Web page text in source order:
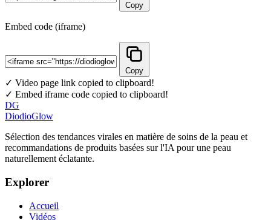
Copy
Embed code (iframe)
Copy
✓ Video page link copied to clipboard!
✓ Embed iframe code copied to clipboard!
DG
DiodioGlow
Sélection des tendances virales en matière de soins de la peau et
recommandations de produits basées sur l'IA pour une peau
naturellement éclatante.
Explorer
Accueil
Vidéos